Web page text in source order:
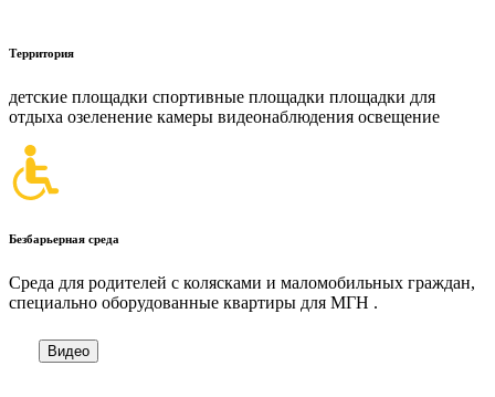
Территория
детские площадки спортивные площадки площадки для
отдыха озеленение камеры видеонаблюдения освещение
Безбарьерная среда
Cреда для родителей с колясками и маломобильных граждан,
специально оборудованные квартиры для МГН .
Видео